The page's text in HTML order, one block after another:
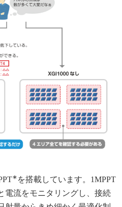
∗ を搭載しています。1MPPT
電流をモニタリングし、接続